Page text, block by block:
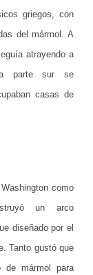
griegos, con
del mármol. A
atrayendo a
parte sur se
casas de
como
un arco
diseñado por el
Tanto gustó que
de mármol para